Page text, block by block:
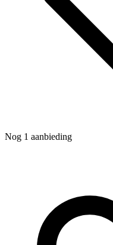
Nog 1 aanbieding